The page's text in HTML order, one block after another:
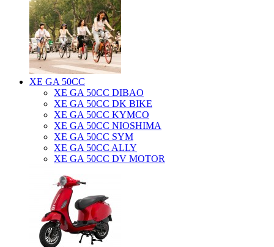
XE GA 50CC
XE GA 50CC DIBAO
XE GA 50CC DK BIKE
XE GA 50CC KYMCO
XE GA 50CC NIOSHIMA
XE GA 50CC SYM
XE GA 50CC ALLY
XE GA 50CC DV MOTOR